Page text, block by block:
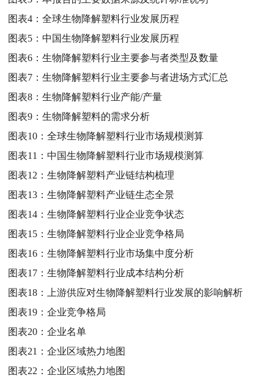
图表4：全球生物降解塑料行业发展历程
图表5：中国生物降解塑料行业发展历程
图表6：生物降解塑料行业主要参与者类型及数量
图表7：生物降解塑料行业主要参与者进场方式汇总
图表8：生物降解塑料行业产能/产量
图表9：生物降解塑料的需求分析
图表10：全球生物降解塑料行业市场规模测算
图表11：中国生物降解塑料行业市场规模测算
图表12：生物降解塑料产业链结构梳理
图表13：生物降解塑料产业链生态全景
图表14：生物降解塑料行业企业竞争状态
图表15：生物降解塑料行业企业竞争格局
图表16：生物降解塑料行业市场集中度分析
图表17：生物降解塑料行业成本结构分析
图表18：
上游供应对生物降解塑料行业发展的影响解析
图表19：企业竞争格局
图表20：企业名单
图表21：企业区域热力地图
图表22：企业区域热力地图